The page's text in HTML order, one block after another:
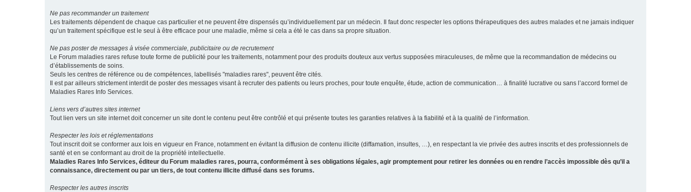
Ne pas recommander un traitement
Les traitements dépendent de chaque cas particulier et ne peuvent être dispensés qu’individuellement par un médecin. Il faut donc respecter les options thérapeutiques des autres malades et ne jamais indiquer
qu’un traitement spécifique est le seul à être efficace pour une maladie, même si cela a été le cas dans sa propre situation.
Ne pas poster de messages à visée commerciale, publicitaire ou de recrutement
Le Forum maladies rares refuse toute forme de publicité pour les traitements, notamment pour des produits douteux aux vertus supposées miraculeuses, de même que la recommandation de médecins ou
d’établissements de soins.
Seuls les centres de référence ou de compétences, labellisés "maladies rares", peuvent être cités.
Il est par ailleurs strictement interdit de poster des messages visant à recruter des patients ou leurs proches, pour toute enquête, étude, action de communication… à finalité lucrative ou sans l’accord formel de
Maladies Rares Info Services.
Liens vers d’autres sites internet
Tout lien vers un site internet doit concerner un site dont le contenu peut être contrôlé et qui présente toutes les garanties relatives à la fiabilité et à la qualité de l’information.
Respecter les lois et réglementations
Tout inscrit doit se conformer aux lois en vigueur en France, notamment en évitant la diffusion de contenu illicite (diffamation, insultes, …), en respectant la vie privée des autres inscrits et des professionnels de
santé et en se conformant au droit de la propriété intellectuelle.
Maladies Rares Info Services, éditeur du Forum maladies rares, pourra, conformément à ses obligations légales, agir promptement pour retirer les données ou en rendre l’accès impossible dès qu’il a
connaissance, directement ou par un tiers, de tout contenu illicite diffusé dans ses forums.
Respecter les autres inscrits